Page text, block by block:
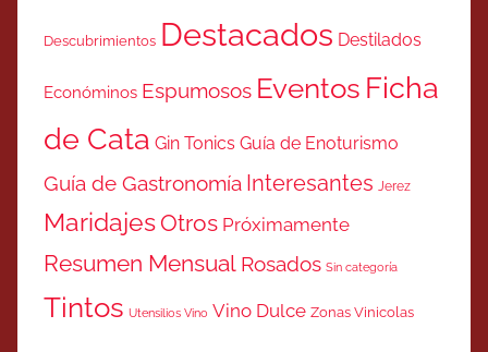
Descubrimientos Destacados Destilados
Económinos Espumosos Eventos Ficha
de Cata Gin Tonics Guía de Enoturismo
Guía de Gastronomía Interesantes Jerez
MaridajesOtros Próximamente
Resumen Mensual Rosados Sin categoría
Tintos Utensilios Vino Vino Dulce Zonas Vinicolas